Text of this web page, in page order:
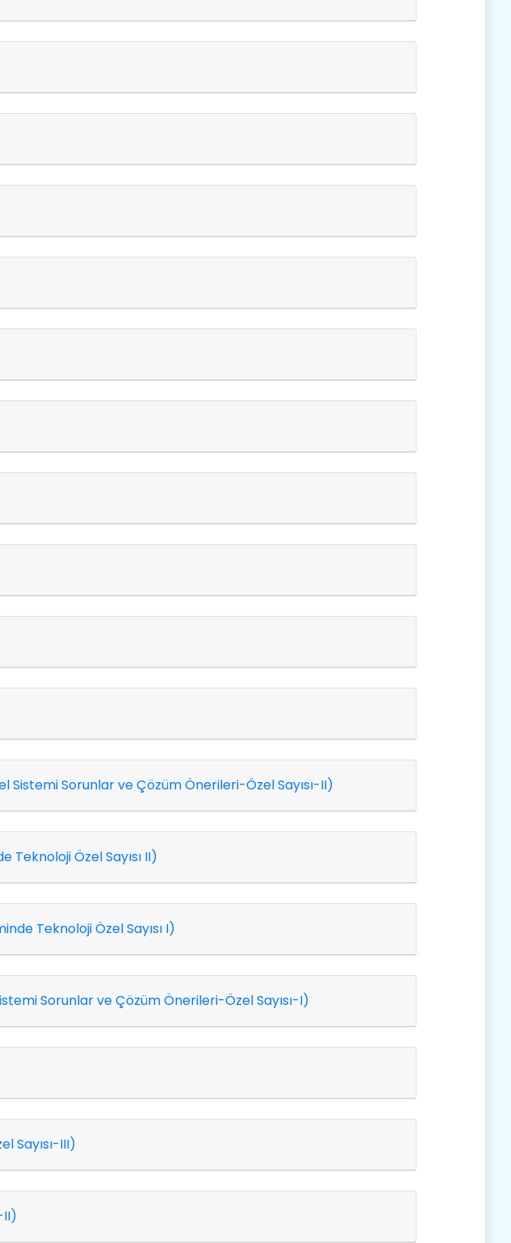
Sistemi Sorunlar ve Çözüm Önerileri-Özel Sayısı-II)
Özel Sayısı II)
Teknoloji Özel Sayısı I)
Sorunlar ve Çözüm Önerileri-Özel Sayısı-I)
Sayısı-III)
II)